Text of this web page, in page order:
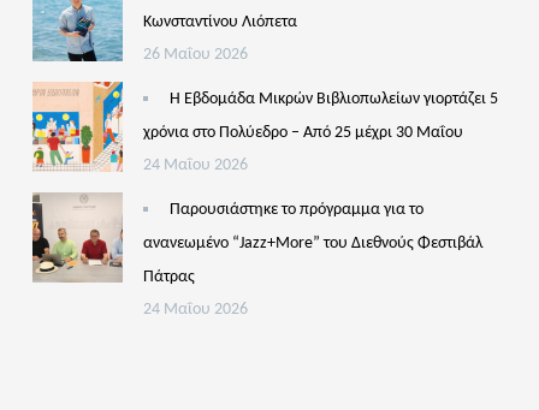
Κωνσταντίνου Λιόπετα
26 Μαΐου 2026
Η Εβδομάδα Μικρών Βιβλιοπωλείων γιορτάζει 5
χρόνια στο Πολύεδρο – Από 25 μέχρι 30 Μαΐου
24 Μαΐου 2026
Παρουσιάστηκε το πρόγραμμα για το
ανανεωμένο “Jazz+More” του Διεθνούς Φεστιβάλ
Πάτρας
24 Μαΐου 2026